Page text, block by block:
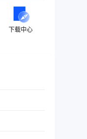
下载中心